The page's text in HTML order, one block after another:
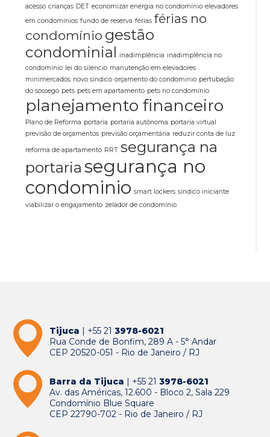
acesso crianças DET economizar energia no condomínio elevadores
em condomínios fundo de reserva férias férias no
condomínio gestão
condominial inadimplência inadimplência no
condomínio lei do silencio manutenção em elevadores
minimercados novo síndico orçamento do condominio pertubação
do sossego pets pets em apartamento pets no condomínio
planejamento financeiro
Plano de Reforma portaria portaria autônoma portaria virtual
previsão de orçamentos previsão orçamentária reduzir conta de luz
reforma de apartamento RRT segurança na
portaria segurança no
condominio smart lockers síndico iniciante
viabilizar o engajamento zelador de condomínio
Tijuca | +55 213978-6021
Rua Conde de Bonfim, 289 A - 5° Andar
CEP 20520-051 - Rio de Janeiro / RJ
Barra da Tijuca | +55 213978-6021
Av. das Américas, 12.600 - Bloco 2, Sala 229
Condomínio Blue Square
CEP 22790-702 - Rio de Janeiro / RJ